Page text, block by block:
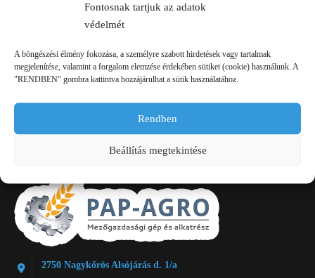
Fontosnak tartjuk az adatok
védelmét
A böngészési élmény fokozása, a személyre szabott hirdetések vagy tartalmak
megjelenítése, valamint a forgalom elemzése érdekében sütiket (cookie) használunk. A
"RENDBEN" gombra kattintva hozzájárulhat a sütik használatához.
Rendben
Beállítás megtekintése
Kapcsolat
2750 Nagykőrös Alsójárás d. 1/a